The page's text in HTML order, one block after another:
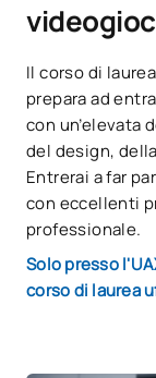
Qualità
Il corso di
prepara ad
con un’elevata
del design,
Entrerai a far
con eccellenti
professionale.
Solo presso
corso di laurea